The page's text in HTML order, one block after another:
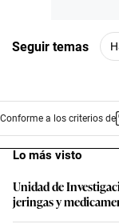
Seguir temas
Conforme a los criterios de
Lo más visto
Unidad de
jeringas y